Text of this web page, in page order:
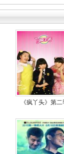
《疯丫头》第二